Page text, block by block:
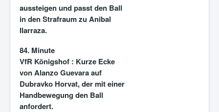
aussteigen und passt den Ball
in den Strafraum zu Anibal
Ilarraza.
84. Minute
VfR Königshof : Kurze Ecke
von Alanzo Guevara auf
Dubravko Horvat, der mit einer
Handbewegung den Ball
anfordert.